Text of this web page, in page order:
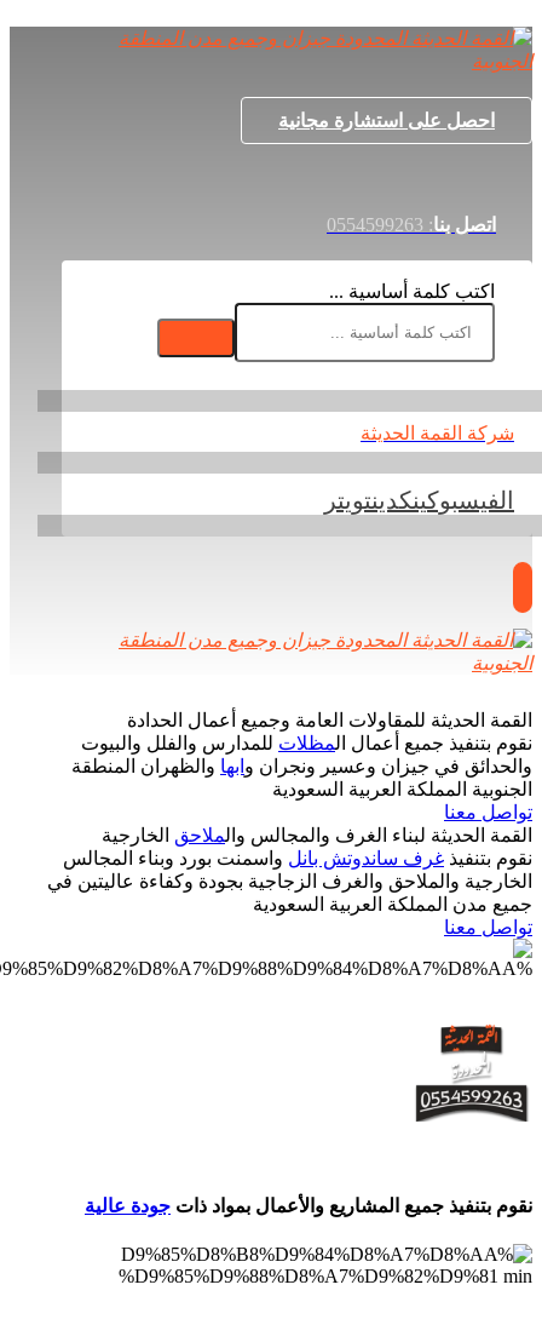
احصل على استشارة مجانية
اتصل بنا: 0554599263
اكتب كلمة أساسية ...
شركة القمة الحديثة
الفيسبوكينكدينتويتر
القمة الحديثة للمقاولات العامة وجميع أعمال الحدادة
نقوم بتنفيذ جميع أعمال المظلات للمدارس والفلل والبيوت
والحدائق في جيزان وعسير ونجران و ابها والظهران المنطقة
الجنوبية المملكة العربية السعودية
تواصل معنا
القمة الحديثة لبناء الغرف والمجالس والملاحق الخارجية
نقوم بتنفيذ غرف ساندوتش بانل واسمنت بورد وبناء المجالس
الخارجية والملاحق والغرف الزجاجية بجودة وكفاءة عاليتين في
جميع مدن المملكة العربية السعودية
تواصل معنا
نقوم بتنفيذ جميع المشاريع والأعمال بمواد ذات جودة عالية